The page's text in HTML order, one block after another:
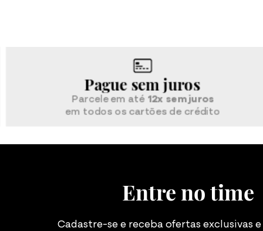
Pague sem juros
Parcele em até 12x sem juros
em todos os cartões de crédito
Entre no time
Cadastre-se e receba ofertas exclusivas